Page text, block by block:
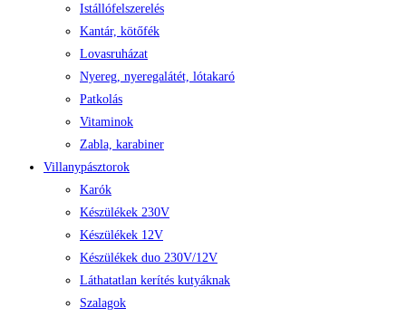
Istállófelszerelés
Kantár, kötőfék
Lovasruházat
Nyereg, nyeregalátét, lótakaró
Patkolás
Vitaminok
Zabla, karabiner
Villanypásztorok
Karók
Készülékek 230V
Készülékek 12V
Készülékek duo 230V/12V
Láthatatlan kerítés kutyáknak
Szalagok